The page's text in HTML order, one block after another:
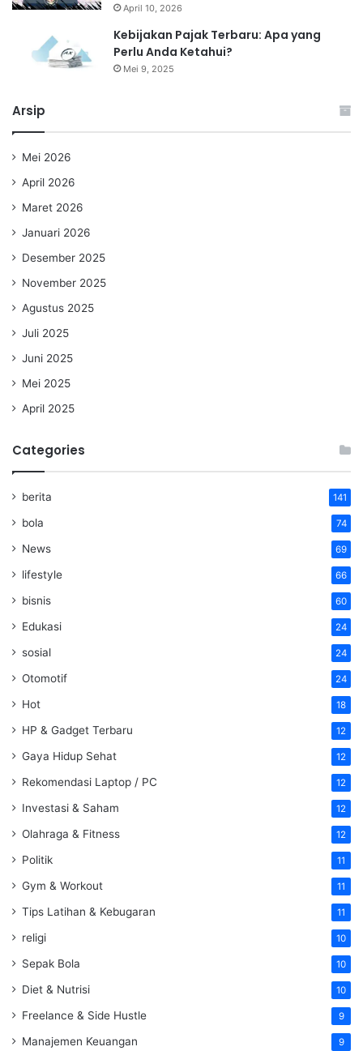
April 10, 2026
Kebijakan Pajak Terbaru: Apa yang
Perlu Anda Ketahui?
Mei 9, 2025
Arsip
Mei 2026
April 2026
Maret 2026
Januari 2026
Desember 2025
November 2025
Agustus 2025
Juli 2025
Juni 2025
Mei 2025
April 2025
Categories
berita 141
bola 74
News 69
lifestyle 66
bisnis 60
Edukasi 24
sosial 24
Otomotif 24
Hot 18
HP & Gadget Terbaru 12
Gaya Hidup Sehat 12
Rekomendasi Laptop / PC 12
Investasi & Saham 12
Olahraga & Fitness 12
Politik 11
Gym & Workout 11
Tips Latihan & Kebugaran 11
religi 10
Sepak Bola 10
Diet & Nutrisi 10
Freelance & Side Hustle 9
Manajemen Keuangan 9